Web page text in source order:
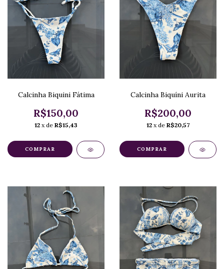
Calcinha Biquini Fátima
R$150,00
12 x de R$15,43
COMPRAR
Calcinha Biquíni Aurita
R$200,00
12 x de R$20,57
COMPRAR